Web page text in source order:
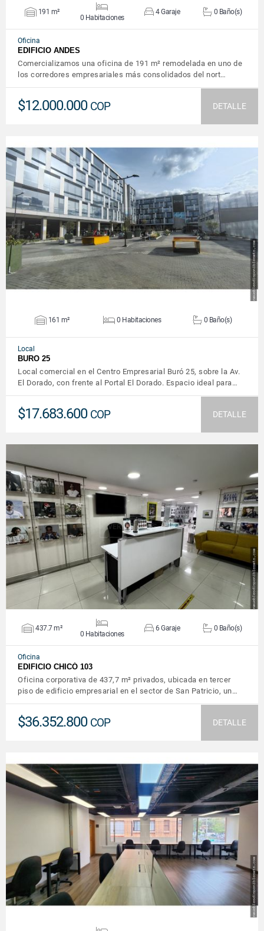
191 m²
0 Habitaciones
4 Garaje 0 Baño(s)
Oficina
EDIFICIO ANDES
Comercializamos una oficina de 191 m² remodelada en uno de
los corredores empresariales más consolidados del nort…
$12.000.000 COP DETALLE
VER DETALLES
161 m² 0 Habitaciones 0 Baño(s)
Local
BURO 25
Local comercial en el Centro Empresarial Buró 25, sobre la Av.
El Dorado, con frente al Portal El Dorado. Espacio ideal para…
$17.683.600 COP DETALLE
VER DETALLES
437.7 m²
0 Habitaciones
6 Garaje 0 Baño(s)
Oficina
EDIFICIO CHICÓ 103
Oficina corporativa de 437,7 m² privados, ubicada en tercer
piso de edificio empresarial en el sector de San Patricio, un…
$36.352.800 COP DETALLE
VER DETALLES